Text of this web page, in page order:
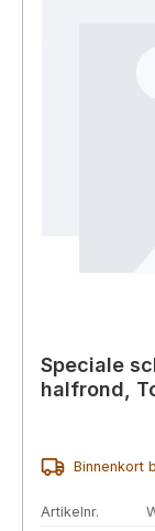
Speciale
halfrond,
Binnenkort
Artikelnr.